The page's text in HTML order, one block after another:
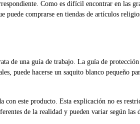
Como es difícil encontrar en las
puede comprarse en tiendas de artículos
de una guía de trabajo. La guía de
puede hacerse un saquito blanco pequeño
este producto. Esta explicación no es
de la realidad y pueden variar según